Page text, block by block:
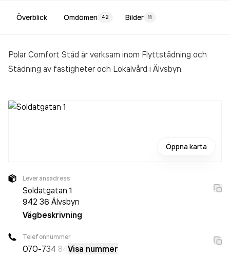
Överblick Omdömen 42 Bilder 11
Polar Comfort Städ är verksam inom Flyttstädning och
Städning av fastigheter och Lokalvård i Älvsbyn.
Öppna karta
Leveransadress
Soldatgatan 1
942 36 Älvsbyn
Vägbeskrivning
Telefonnummer
070-734 84 Visa nummer